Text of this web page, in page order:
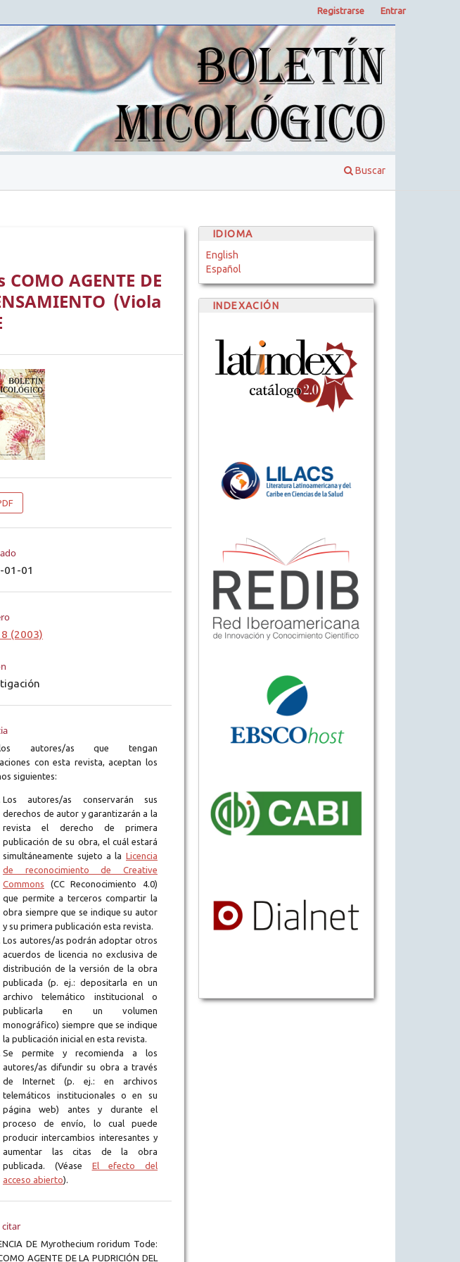
Buscar
Registrarse Entrar
AGENTE DE
(Viola
01-01
(2003)
autores/as que tengan
con esta revista, aceptan los
siguientes:
Los autores/as conservarán sus
derechos de autor y garantizarán a la
revista el derecho de primera
publicación de su obra, el cuál estará
simultáneamente sujeto a la Licencia
de reconocimiento de Creative
Commons (CC Reconocimiento 4.0)
que permite a terceros compartir la
obra siempre que se indique su autor
y su primera publicación esta revista.
Los autores/as podrán adoptar otros
acuerdos de licencia no exclusiva de
distribución de la versión de la obra
publicada (p. ej.: depositarla en un
archivo telemático institucional o
publicarla en un volumen
monográfico) siempre que se indique
la publicación inicial en esta revista.
Se permite y recomienda a los
autores/as difundir su obra a través
de Internet (p. ej.: en archivos
telemáticos institucionales o en su
página web) antes y durante el
proceso de envío, lo cual puede
producir intercambios interesantes y
aumentar las citas de la obra
publicada. (Véase El efecto del
acceso abierto).
citar
DE Myrothecium roridum Tode:
AGENTE DE LA PUDRICIÓN DEL
IDIOMA
English
Español
INDEXACIÓN